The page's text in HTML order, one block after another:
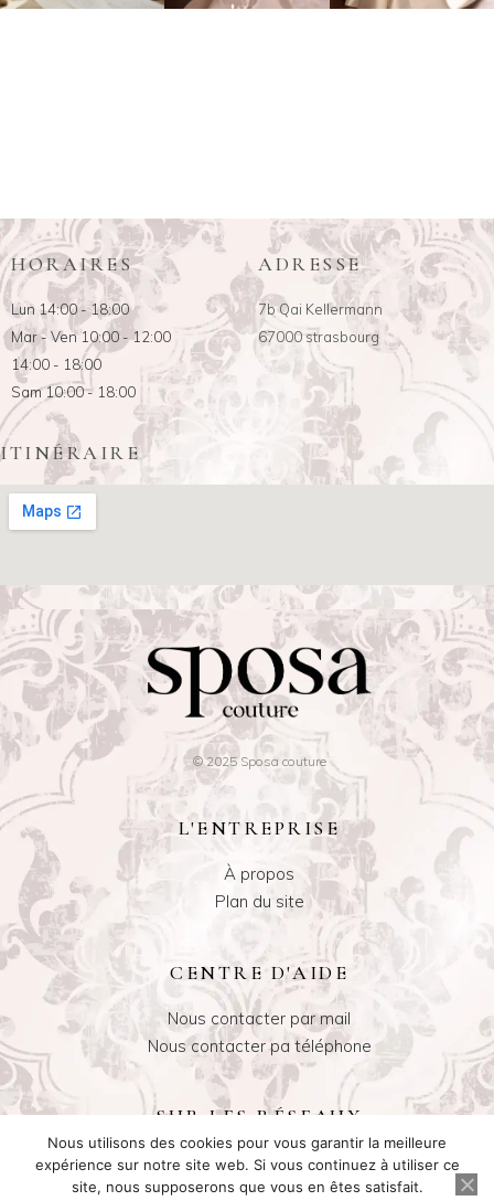
HORAIRES
Lun 14:00 - 18:00
Mar - Ven 10:00 - 12:00
14:00 - 18:00
Sam 10:00 - 18:00
ADRESSE
7b Qai Kellermann
67000 strasbourg
ITINÉRAIRE
© 2025 Sposa couture
L'ENTREPRISE
À propos
Plan du site
CENTRE D'AIDE
Nous contacter par mail
Nous contacter pa téléphone
SUR LES RÉSEAUX
Instagram
Facebook
Nous utilisons des cookies pour vous garantir la meilleure
expérience sur notre site web. Si vous continuez à utiliser ce
site, nous supposerons que vous en êtes satisfait.